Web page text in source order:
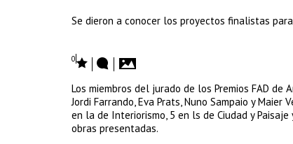
Se dieron a conocer los proyectos finalistas
0
Los miembros del jurado de los Premios FAD
Jordi Farrando, Eva Prats, Nuno Sampaio y
en la de Interiorismo, 5 en ls de Ciudad y
obras presentadas.